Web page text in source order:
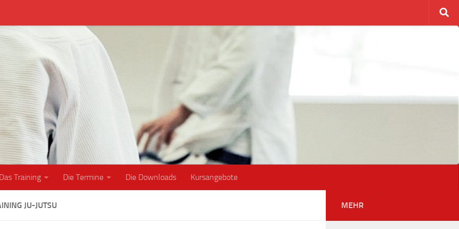
Das Training Die Termine Die Downloads Kursangebote
JU-JUTSU MEHR